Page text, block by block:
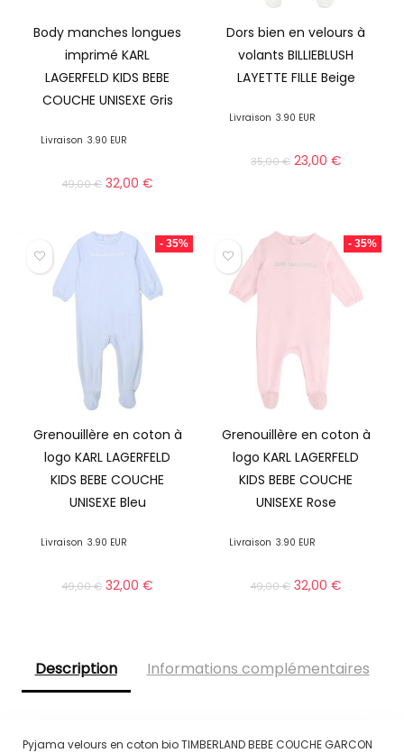
Body manches longues
imprimé KARL
LAGERFELD KIDS BEBE
COUCHE UNISEXE Gris
Livraison 3.90 EUR
49,00€ 32,00€
Dors bien en velours à
volants BILLIEBLUSH
LAYETTE FILLE Beige
Livraison 3.90 EUR
35,00€ 23,00 €
- 35%
Grenouillère en coton à
logo KARL LAGERFELD
KIDS BEBE COUCHE
UNISEXE Bleu
Livraison 3.90 EUR
49,00€ 32,00€
- 35%
Grenouillère en coton à
logo KARL LAGERFELD
KIDS BEBE COUCHE
UNISEXE Rose
Livraison 3.90 EUR
49,00€ 32,00€
Description Informations complémentaires
Pyjama velours en coton bio TIMBERLAND BEBE COUCHE GARCON